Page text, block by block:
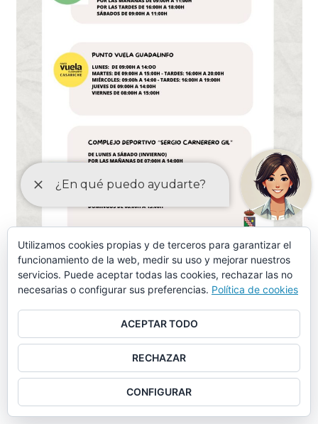
ORDENANZAS MAYO-2024
otros servicios similares (aprobación provisional)
Ordenanza piscina municipal, instalaciones deportivas y
otros servicios similares (tasas)
Utilizamos cookies propias y de terceros para garantizar el
funcionamiento de la web, medir su uso y mejorar nuestros
servicios. Puede aceptar todas las cookies, rechazar las no
necesarias o configurar sus preferencias. Política de cookies
ACEPTAR TODO
RECHAZAR
CONFIGURAR